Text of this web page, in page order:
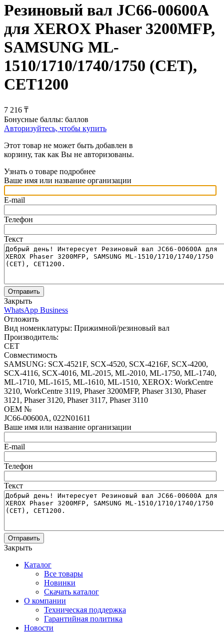
Резиновый вал JC66-00600A
для XEROX Phaser 3200MFP,
SAMSUNG ML-
1510/1710/1740/1750 (CET),
CET1200
7 216 ₸
Бонусные баллы: баллов
Авторизуйтесь, чтобы купить
Этот товар не может быть добавлен в
корзину, так как Вы не авторизованы.
Узнать о товаре подробнее
Ваше имя или название организации
E-mail
Телефон
Текст
Отправить
Закрыть
WhatsApp Business
Отложить
Вид номенклатуры: Прижимной/резиновый вал
Производитель:
CET
Совместимость
SAMSUNG: SCX-4521F, SCX-4520, SCX-4216F, SCX-4200,
SCX-4116, SCX-4016, ML-2015, ML-2010, ML-1750, ML-1740,
ML-1710, ML-1615, ML-1610, ML-1510, XEROX: WorkCentre
3210, WorkCentre 3119, Phaser 3200MFP, Phaser 3130, Phaser
3121, Phaser 3120, Phaser 3117, Phaser 3110
OEM №
JC66-00600A, 022N01611
Ваше имя или название организации
E-mail
Телефон
Текст
Отправить
Закрыть
Каталог
Все товары
Новинки
Скачать каталог
О компании
Техническая поддержка
Гарантийная политика
Новости